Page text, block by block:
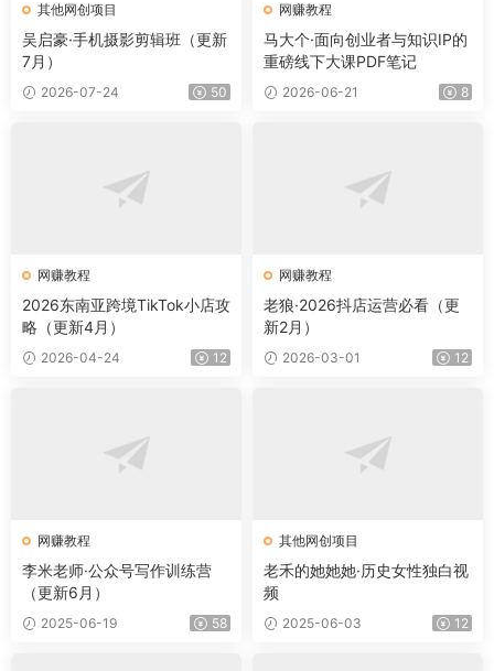
其他网创项目
吴启豪·手机摄影剪辑班（更新
7月）
2026-07-24 50
网赚教程
马大个·面向创业者与知识IP的
重磅线下大课PDF笔记
2026-06-21 8
网赚教程
2026东南亚跨境TikTok小店攻
略（更新4月）
2026-04-24 12
网赚教程
老狼·2026抖店运营必看（更
新2月）
2026-03-01 12
网赚教程
李米老师·公众号写作训练营
（更新6月）
2025-06-19 58
其他网创项目
老禾的她她她·历史女性独白视
频
2025-06-03 12